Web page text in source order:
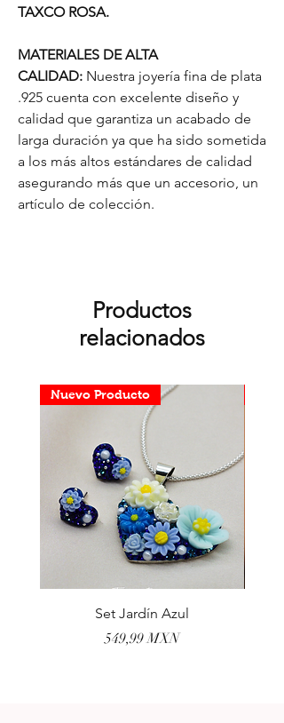
TAXCO ROSA.
MATERIALES DE ALTA
CALIDAD: Nuestra joyería fina de plata
.925 cuenta con excelente diseño y
calidad que garantiza un acabado de
larga duración ya que ha sido sometida
a los más altos estándares de calidad
asegurando más que un accesorio, un
artículo de colección.
Productos
relacionados
Nuevo Producto
Set Jardín Azul
Precio
549,99 MXN